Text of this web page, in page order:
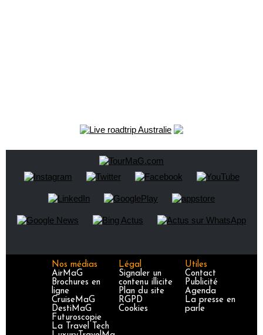
Nos médias
AirMaG
Brochures en
ligne
CruiseMaG
DestiMaG
Futuroscopie
La Travel Tech
Légal
Signaler un
contenu illicite
Plan du site
RGPD
Cookies
Utiles
Contact
Publicité
Agenda
La presse en
parle